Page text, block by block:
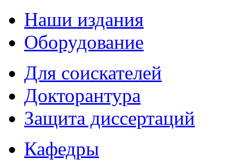
Наши издания
Оборудование
Для соискателей
Докторантура
Защита диссертаций
Кафедры